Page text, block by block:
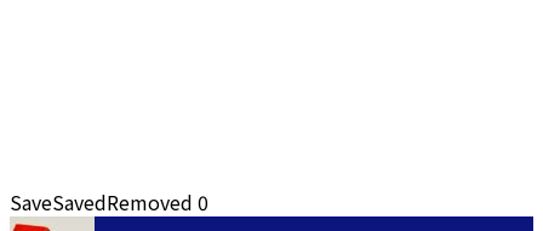
SaveSavedRemoved 0